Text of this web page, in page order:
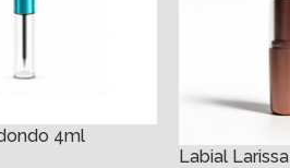
4ml
Labial Larissa